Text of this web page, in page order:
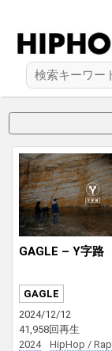
GAGLE – Y字路
GAGLE
2024/12/12
41,958回再生
2024
HipHop / Rap